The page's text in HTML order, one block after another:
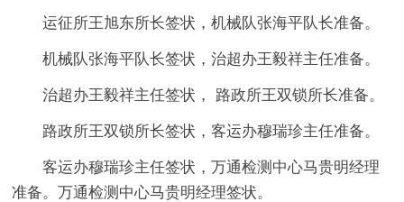
运征所王旭东所长签状，机械队张海平队长准备。
机械队张海平队长签状，治超办王毅祥主任准备。
治超办王毅祥主任签状， 路政所王双锁所长准备。
路政所王双锁所长签状，客运办穆瑞珍主任准备。
客运办穆瑞珍主任签状，万通检测中心马贵明经理
准备。万通检测中心马贵明经理签状。